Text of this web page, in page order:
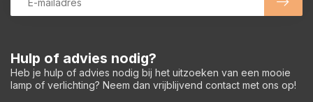
Hulp of advies nodig?
Heb je hulp of advies nodig bij het uitzoeken van een mooie
lamp of verlichting? Neem dan vrijblijvend contact met ons op!